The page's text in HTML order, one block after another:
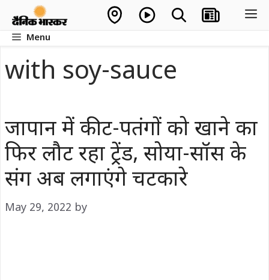
contentMenu
with soy-sauce
जापान में कीट-पतंगों को खाने का
फिर लौट रहा ट्रेंड, सोया-सॉस के
संग अब लगाएंगे चटकारे
May 29, 2022 by